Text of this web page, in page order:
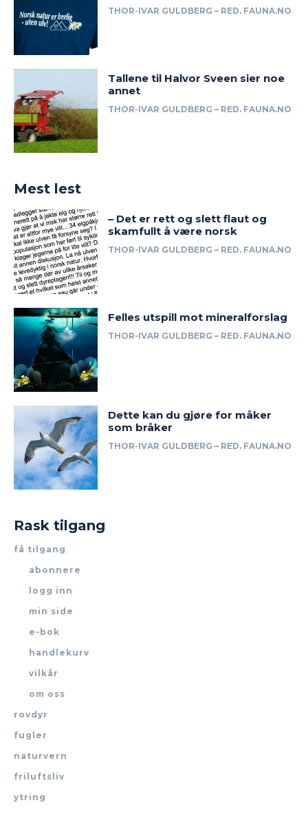
THOR-IVAR GULDBERG – RED. FAUNA.NO
Tallene til Halvor Sveen sier noe
annet
THOR-IVAR GULDBERG – RED. FAUNA.NO
Mest lest
– Det er rett og slett flaut og
skamfullt å være norsk
THOR-IVAR GULDBERG – RED. FAUNA.NO
Felles utspill mot mineralforslag
THOR-IVAR GULDBERG – RED. FAUNA.NO
Dette kan du gjøre for måker
som bråker
THOR-IVAR GULDBERG – RED. FAUNA.NO
Rask tilgang
få tilgang
abonnere
logg inn
min side
e-bok
handlekurv
vilkår
om oss
rovdyr
fugler
naturvern
friluftsliv
ytring